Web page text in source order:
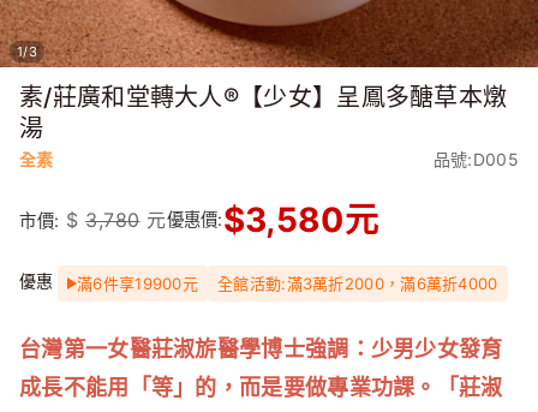
1/3
素/莊廣和堂轉大人®【少女】呈鳳多醣草本燉
湯
全素 品號:D005
市價: $ 3,780 元優惠價:$3,580元
優惠 滿6件享19900元 全館活動:滿3萬折2000，滿6萬折4000
台灣第一女醫莊淑旂醫學博士強調：少男少女發育
成長不能用「等」的，而是要做專業功課。「莊淑